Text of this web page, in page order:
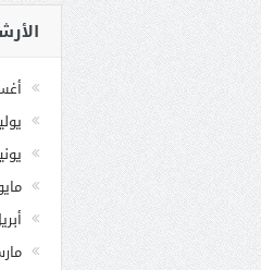
يوليو
يونيو
مايو
أبريل
مارس